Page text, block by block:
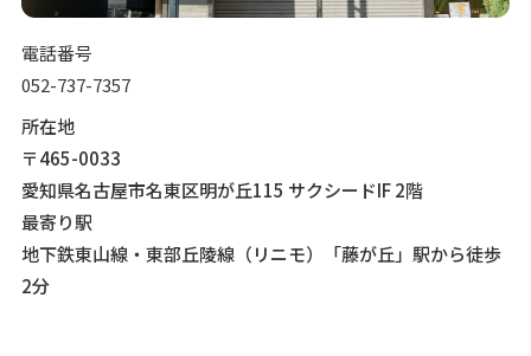
電話番号
052-737-7357
所在地
〒465-0033
愛知県名古屋市名東区明が丘115 サクシードIF 2階
最寄り駅
地下鉄東山線・東部丘陵線（リニモ）「藤が丘」駅から徒歩
2分